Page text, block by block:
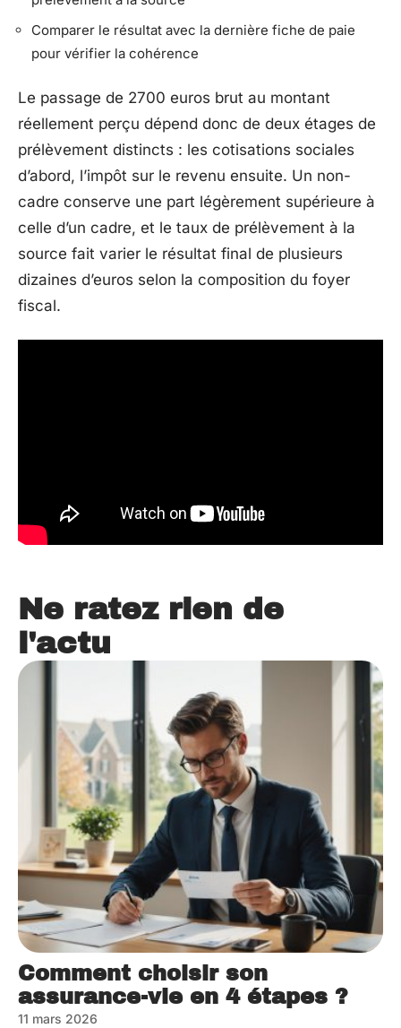
Comparer le résultat avec la dernière fiche de paie
pour vérifier la cohérence
Le passage de 2700 euros brut au montant
réellement perçu dépend donc de deux étages de
prélèvement distincts : les cotisations sociales
d’abord, l’impôt sur le revenu ensuite. Un non-
cadre conserve une part légèrement supérieure à
celle d’un cadre, et le taux de prélèvement à la
source fait varier le résultat final de plusieurs
dizaines d’euros selon la composition du foyer
fiscal.
Ne ratez rien de
l'actu
Comment choisir son
assurance-vie en 4 étapes ?
11 mars 2026